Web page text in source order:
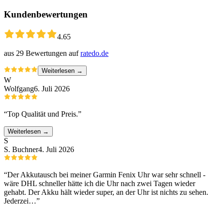
Kundenbewertungen
4.65
aus 29 Bewertungen auf ratedo.de
Weiterlesen →
W
Wolfgang6. Juli 2026
“Top Qualität und Preis.”
Weiterlesen →
S
S. Buchner4. Juli 2026
“Der Akkutausch bei meiner Garmin Fenix Uhr war sehr schnell -
wäre DHL schneller hätte ich die Uhr nach zwei Tagen wieder
gehabt. Der Akku hält wieder super, an der Uhr ist nichts zu sehen.
Jederzei…”